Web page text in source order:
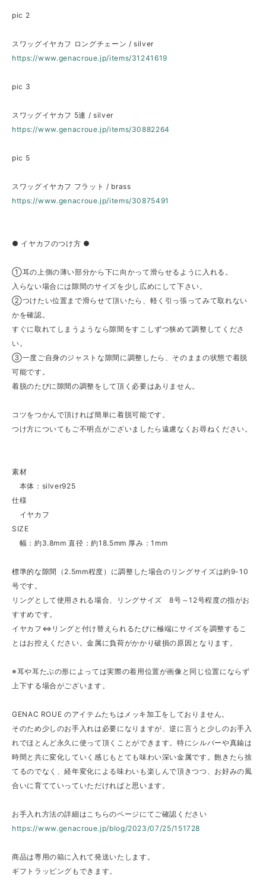
pic 2
スワッグイヤカフ ロングチェーン / silver
https://www.genacroue.jp/items/31241619
pic 3
スワッグイヤカフ 5連 / silver
https://www.genacroue.jp/items/30882264
pic 5
スワッグイヤカフ フラット / brass
https://www.genacroue.jp/items/30875491
● イヤカフのつけ方 ●
①耳の上側の薄い部分から下に向かって滑らせるように入れる。
入らない場合には隙間のサイズを少し広めにして下さい。
②つけたい位置まで滑らせて頂いたら、軽く引っ張ってみて取れない
かを確認。
すぐに取れてしまうようなら隙間をすこしずつ狭めて調整してくださ
い。
③一度ご自身のジャストな隙間に調整したら、そのままの状態で着脱
可能です。
着脱のたびに隙間の調整をして頂く必要はありません。
コツをつかんで頂ければ簡単に着脱可能です。
つけ方についてもご不明点がございましたら遠慮なくお尋ねください。
素材
本体：silver925
仕様
イヤカフ
SIZE
幅：約3.8mm 直径：約18.5mm 厚み：1mm
標準的な隙間（2.5mm程度）に調整した場合のリングサイズは約9-10
号です。
リングとして使用される場合、リングサイズ 8号～12号程度の指がお
すすめです。
イヤカフ⇔リングと付け替えられるたびに極端にサイズを調整するこ
とはお控えください。金属に負荷がかかり破損の原因となります。
※耳や耳たぶの形によっては実際の着用位置が画像と同じ位置にならず
上下する場合がございます。
GENAC ROUE のアイテムたちはメッキ加工をしておりません。
そのため少しのお手入れは必要になりますが、逆に言うと少しのお手入
れでほとんど永久に使って頂くことができます。特にシルバーや真鍮は
時間と共に変化していく感じもとても味わい深い金属です。飽きたら捨
てるのでなく、経年変化による味わいも楽しんで頂きつつ、お好みの風
合いに育てていっていただければと思います。
お手入れ方法の詳細はこちらのページにてご確認ください
https://www.genacroue.jp/blog/2023/07/25/151728
商品は専用の箱に入れて発送いたします。
ギフトラッピングもできます。